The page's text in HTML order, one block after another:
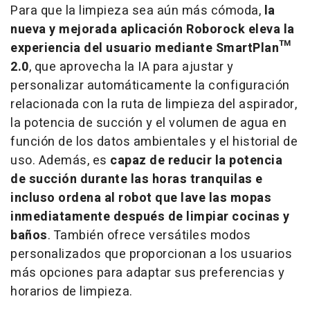
Para que la limpieza sea aún más cómoda, la
nueva y mejorada aplicación Roborock eleva la
experiencia del usuario mediante SmartPlan™
2.0, que aprovecha la IA para ajustar y
personalizar automáticamente la configuración
relacionada con la ruta de limpieza del aspirador,
la potencia de succión y el volumen de agua en
función de los datos ambientales y el historial de
uso. Además, es capaz de reducir la potencia
de succión durante las horas tranquilas e
incluso ordena al robot que lave las mopas
inmediatamente después de limpiar cocinas y
baños. También ofrece versátiles modos
personalizados que proporcionan a los usuarios
más opciones para adaptar sus preferencias y
horarios de limpieza.